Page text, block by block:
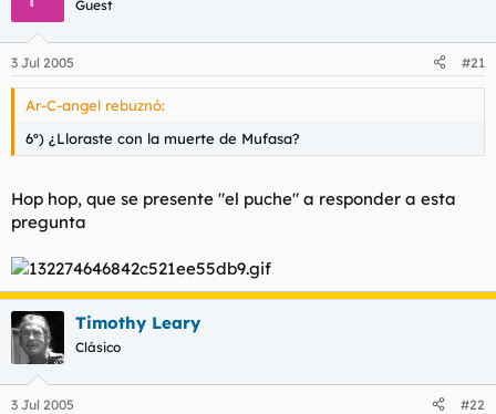
un poderoso Mago?
EN ELEFANTE
9º) ¿Que mascota era la que tenia la princesa Yasmine?
UN TIGRE QUE SE LLAMABA RAJA
Aladin y Abú dentro?
Guest
3 Jul 2005 #21
Ar-C-angel rebuznó:
6º) ¿Lloraste con la muerte de Mufasa?
Hop hop, que se presente "el puche" a responder a esta
pregunta
Timothy Leary
Clásico
3 Jul 2005 #22